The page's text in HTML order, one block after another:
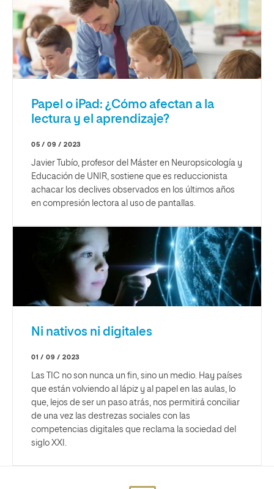
Papel o iPad: ¿Cómo afectan a la
lectura y el aprendizaje?
05 / 09 / 2023
Javier Tubío, profesor del Máster en Neuropsicología y
Educación de UNIR, sostiene que es reduccionista
achacar los declives observados en los últimos años
en compresión lectora al uso de pantallas.
Ni nativos ni digitales
01 / 09 / 2023
Las TIC no son nunca un fin, sino un medio. Hay países
que están volviendo al lápiz y al papel en las aulas, lo
que, lejos de ser un paso atrás, nos permitirá conciliar
de una vez las destrezas sociales con las
competencias digitales que reclama la sociedad del
siglo XXI.